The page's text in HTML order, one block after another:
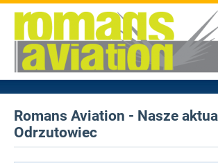
Romans Aviation - Nasze
Odrzutowiec